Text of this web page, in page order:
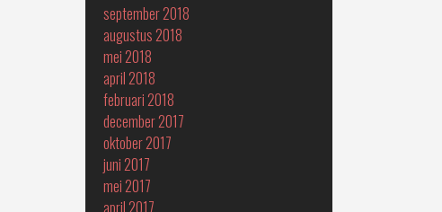
september 2018
augustus 2018
mei 2018
april 2018
februari 2018
december 2017
oktober 2017
juni 2017
mei 2017
april 2017